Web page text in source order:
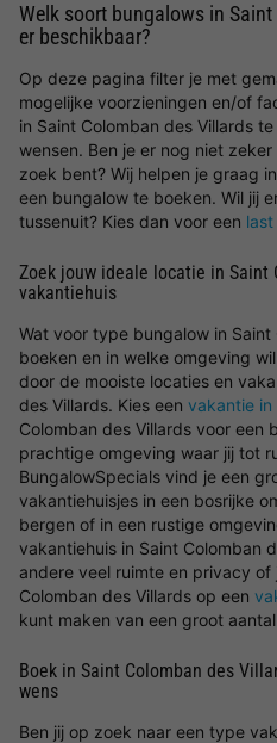
Welk soort bungalows in
er beschikbaar?
Op deze pagina filter je met
mogelijke voorzieningen en/of
in Saint Colomban des Villards
wensen. Ben je er nog niet
zoek bent? Wij helpen je graag
een bungalow te boeken. Wil jij
tussenuit? Kies dan voor een
Zoek jouw ideale locatie in Saint
vakantiehuis
Wat voor type bungalow in Saint
boeken en in welke omgeving
door de mooiste locaties en
des Villards. Kies een vakantie in
Colomban des Villards voor een
prachtige omgeving waar jij tot
BungalowSpecials vind je een
vakantiehuisjes in een bosrijke
bergen of in een rustige
vakantiehuis in Saint Colomban
andere veel ruimte en privacy
Colomban des Villards op een
kunt maken van een groot
Boek in Saint Colomban des
wens
Ben jij op zoek naar een type